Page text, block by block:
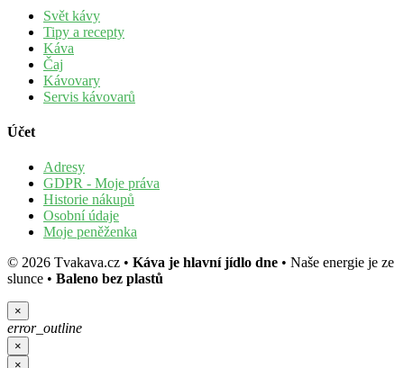
Svět kávy
Tipy a recepty
Káva
Čaj
Kávovary
Servis kávovarů
Účet
Adresy
GDPR - Moje práva
Historie nákupů
Osobní údaje
Moje peněženka
© 2026 Tvakava.cz • Káva je hlavní jídlo dne • Naše energie je ze
slunce • Baleno bez plastů
×
error_outline
×
×